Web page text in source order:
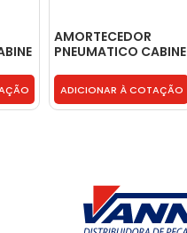
AMORTECEDOR
PNEUMATICO CABINE
ADICIONAR À COTAÇÃO